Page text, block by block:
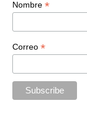
Nombre *
Correo *